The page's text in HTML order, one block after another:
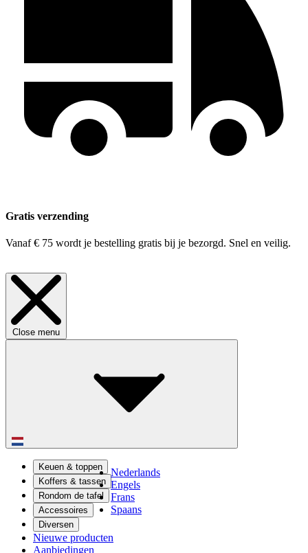
Gratis verzending
Vanaf € 75 wordt je bestelling gratis bij je bezorgd. Snel en veilig.
Close menu
Nederlands
Engels
Frans
Spaans
Keuen & toppen
Koffers & tassen
Rondom de tafel
Accessoires
Diversen
Nieuwe producten
Aanbiedingen